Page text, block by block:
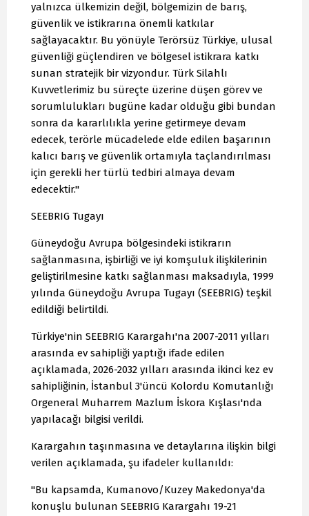
yalnızca ülkemizin değil, bölgemizin de barış,
güvenlik ve istikrarına önemli katkılar
sağlayacaktır. Bu yönüyle Terörsüz Türkiye, ulusal
güvenliği güçlendiren ve bölgesel istikrara katkı
sunan stratejik bir vizyondur. Türk Silahlı
Kuvvetlerimiz bu süreçte üzerine düşen görev ve
sorumlulukları bugüne kadar olduğu gibi bundan
sonra da kararlılıkla yerine getirmeye devam
edecek, terörle mücadelede elde edilen başarının
kalıcı barış ve güvenlik ortamıyla taçlandırılması
için gerekli her türlü tedbiri almaya devam
edecektir."
SEEBRIG Tugayı
Güneydoğu Avrupa bölgesindeki istikrarın
sağlanmasına, işbirliği ve iyi komşuluk ilişkilerinin
geliştirilmesine katkı sağlanması maksadıyla, 1999
yılında Güneydoğu Avrupa Tugayı (SEEBRIG) teşkil
edildiği belirtildi.
Türkiye'nin SEEBRIG Karargahı'na 2007-2011 yılları
arasında ev sahipliği yaptığı ifade edilen
açıklamada, 2026-2032 yılları arasında ikinci kez ev
sahipliğinin, İstanbul 3'üncü Kolordu Komutanlığı
Orgeneral Muharrem Mazlum İskora Kışlası'nda
yapılacağı bilgisi verildi.
Karargahın taşınmasına ve detaylarına ilişkin bilgi
verilen açıklamada, şu ifadeler kullanıldı:
"Bu kapsamda, Kumanovo/Kuzey Makedonya'da
konuşlu bulunan SEEBRIG Karargahı 19-21